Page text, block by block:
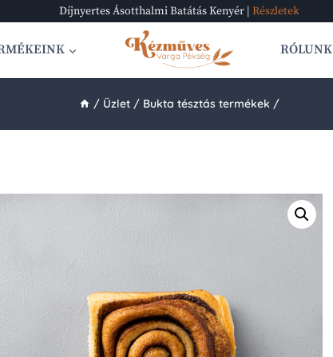
Díjnyertes Ásotthalmi Batátás Kenyér | Részletek
RÓLUNK
/ Üzlet / Bukta tésztás termékek /